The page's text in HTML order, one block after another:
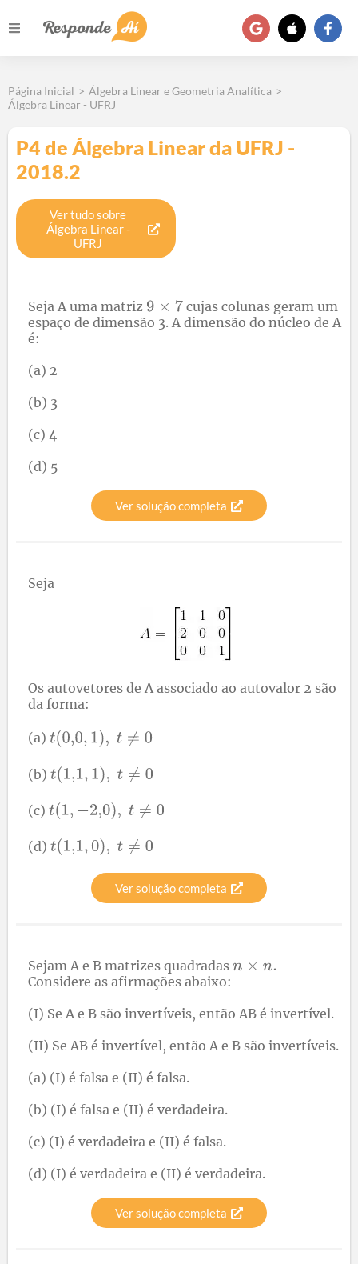
Página Inicial > Álgebra Linear e Geometria Analítica >
Álgebra Linear - UFRJ
P4 de Álgebra Linear da UFRJ -
2018.2
Ver tudo sobre
Álgebra Linear-
UFRJ
Seja A uma matriz
cujas colunas geram um
espaço de dimensão 3. A dimensão do núcleo de A
é:
(a) 2
(b) 3
(c) 4
(d) 5
Ver solução completa
Seja
Os autovetores de A associado ao autovalor 2 são
da forma:
(a)
(b)
(c)
(d)
Ver solução completa
Sejam A e B matrizes quadradas
Considere as afirmações abaixo:
(I) Se A e B são invertíveis, então AB é invertível.
(II) Se AB é invertível, então A e B são invertíveis.
(a) (I) é falsa e (II) é falsa.
(b) (I) é falsa e (II) é verdadeira.
(c) (I) é verdadeira e (II) é falsa.
(d) (I) é verdadeira e (II) é verdadeira.
Ver solução completa